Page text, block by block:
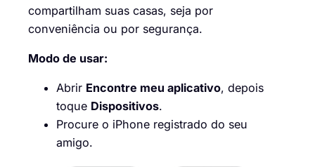
compartilham suas casas, seja por
conveniência ou por segurança.
Modo de usar:
Abrir Encontre meu aplicativo, depois
toque Dispositivos.
Procure o iPhone registrado do seu
amigo.